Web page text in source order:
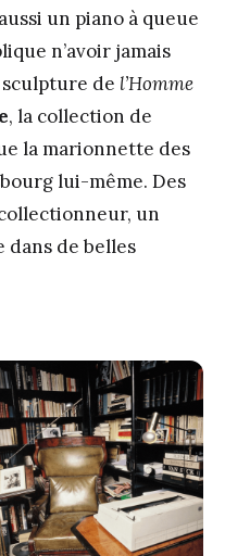
un piano à queue
n’avoir jamais
de l’Homme
, la collection de
la marionnette des
lui-même. Des
un
dans de belles